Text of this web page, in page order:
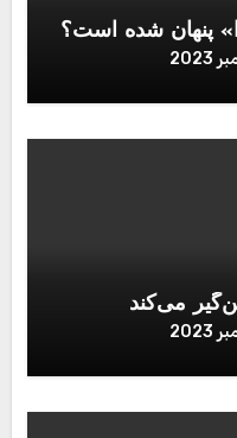
پنهان شده است؟
می‌کند